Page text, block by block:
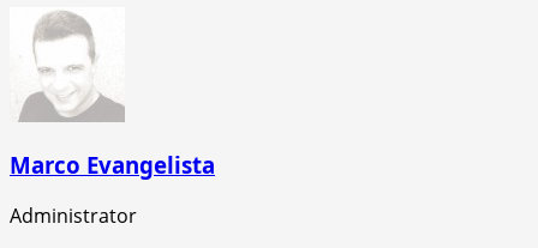
Marco Evangelista
Administrator